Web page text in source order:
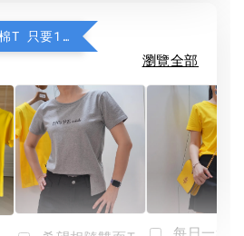
加購 MIT防曬透氣棉T 只要190元
瀏覽全部